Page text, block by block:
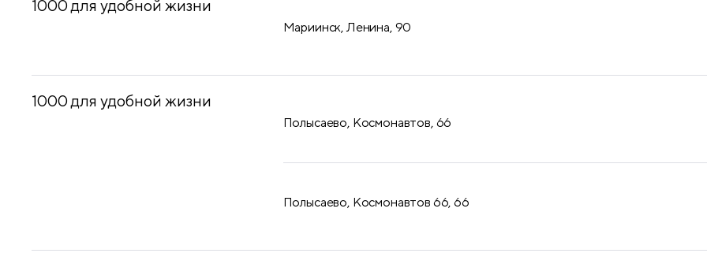
1000 для удобной жизни
Мариинск, Ленина, 90
1000 для удобной жизни
Полысаево, Космонавтов, 66
Полысаево, Космонавтов 66, 66